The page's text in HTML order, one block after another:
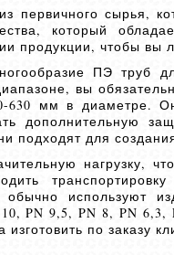
сырья,
который
продукции, чтобы
ПЭ труб
вы
630 мм в диаметре.
дополнительную
подходят для
нагрузку,
транспортировку
используют
PN 9,5, PN 8, PN 6,3,
по заказу